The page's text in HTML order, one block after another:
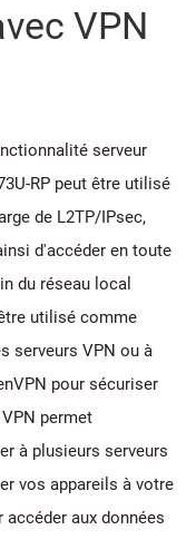
VPN
serveur
RP peut être utilisé
de L2TP/IPsec,
d'accéder en toute
du réseau local
utilisé comme
serveurs VPN ou à
pour sécuriser
permet
à plusieurs serveurs
vos appareils à votre
accéder aux données